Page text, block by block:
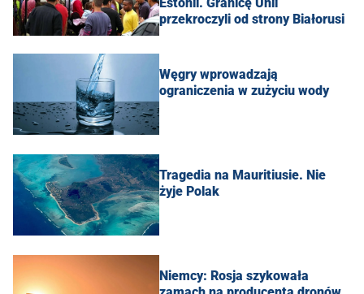
przekroczyli od strony Białorusi
Węgry wprowadzają
ograniczenia w zużyciu wody
Tragedia na Mauritiusie. Nie
żyje Polak
Niemcy: Rosja szykowała